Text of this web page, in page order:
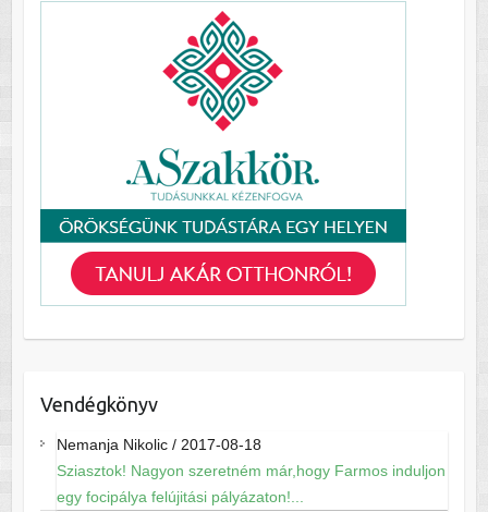
Vendégkönyv
Nemanja Nikolic/ 2017-08-18
Sziasztok! Nagyon szeretném már,hogy Farmos induljon
egy focipálya felújitási pályázaton!...